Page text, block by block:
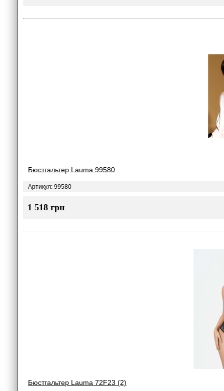
Бюстгальтер Lauma 99580
Артикул: 99580
1 518 грн
Бюстгальтер Lauma 72F23 (2)